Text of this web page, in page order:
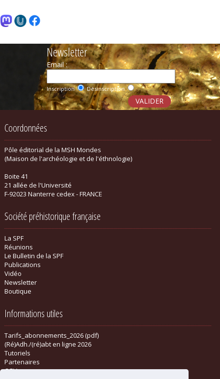
Newsletter
Email :
Inscription Désinscription
Coordonnées
Pôle éditorial de la MSH Mondes
(Maison de l'archéologie et de l'éthnologie)
Boite 41
21 allée de l'Université
F-92023 Nanterre cedex - FRANCE
Société préhistorique française
La SPF
Réunions
Le Bulletin de la SPF
Publications
Vidéo
Newsletter
Boutique
Informations utiles
Tarifs_abonnements_2026 (pdf)
(Ré)Adh./(ré)abt en ligne 2026
Tutoriels
Partenaires
CGV